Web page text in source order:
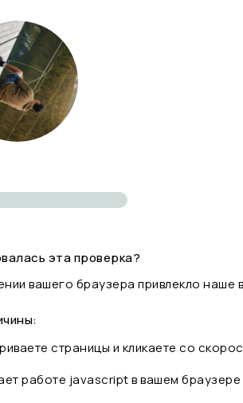
эта проверка?
вашего браузера привлекло наше
страницы и кликаете со
работе javascript в вашем браузере